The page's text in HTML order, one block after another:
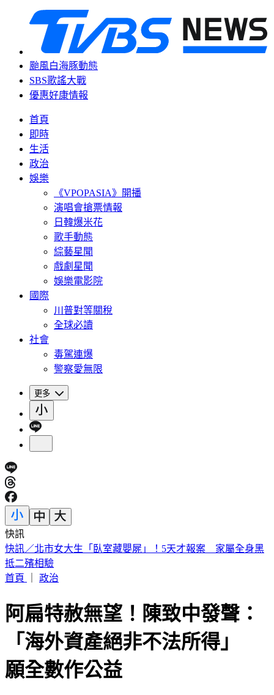
颱風白海豚動態
SBS歌謠大戰
優惠好康情報
首頁
即時
生活
政治
娛樂
《VPOPASIA》開播
演唱會搶票情報
日韓爆米花
歌手動態
綜藝星聞
戲劇星聞
娛樂電影院
國際
川普對等關稅
全球必讀
社會
毒駕連爆
警察愛無限
更多
快訊
最新風雨預測！中午最有感 明清晨2縣市達停班課標準
首頁｜ 政治
阿扁特赦無望！陳致中發聲：
「海外資產絕非不法所得」
願全數作公益